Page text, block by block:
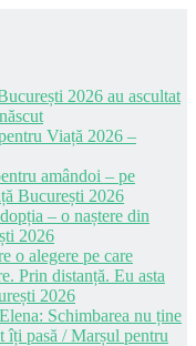
2026 au ascultat
Viață 2026 –
amândoi – pe
București 2026
– o naștere din
2026
o alegere pe care
Prin distanță. Eu asta
2026
Schimbarea nu ține
îți pasă / Marșul pentru